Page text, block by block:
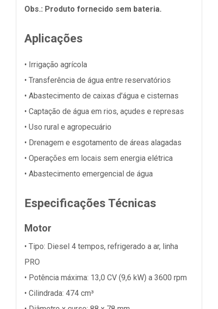
Obs.: Produto fornecido sem bateria.
Aplicações
• Irrigação agrícola
• Transferência de água entre reservatórios
• Abastecimento de caixas d'água e cisternas
• Captação de água em rios, açudes e represas
• Uso rural e agropecuário
• Drenagem e esgotamento de áreas alagadas
• Operações em locais sem energia elétrica
• Abastecimento emergencial de água
Especificações Técnicas
Motor
• Tipo: Diesel 4 tempos, refrigerado a ar, linha
PRO
• Potência máxima: 13,0 CV (9,6 kW) a 3600 rpm
• Cilindrada: 474 cm³